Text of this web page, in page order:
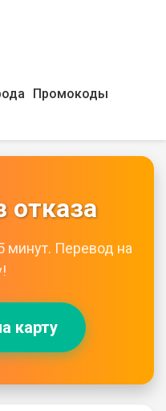
Промокоды
отказа
минут. Перевод на
карту